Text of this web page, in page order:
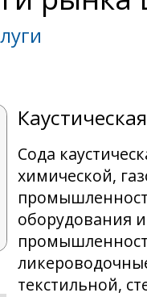
Сода
химической,
оборудования
текстильной,